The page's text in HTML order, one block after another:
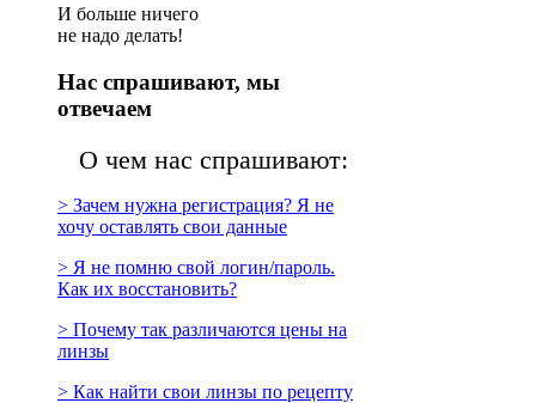
И больше ничего
не надо делать!
Нас спрашивают, мы
отвечаем
О чем нас спрашивают:
> Зачем нужна регистрация? Я не
хочу оставлять свои данные
> Я не помню свой логин/пароль.
Как их восстановить?
> Почему так различаются цены на
линзы
> Как найти свои линзы по рецепту